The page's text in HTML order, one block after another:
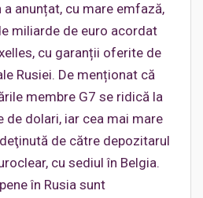
a anunțat, cu mare emfază,
miliarde de euro acordat
cu garanții oferite de
Rusiei. De menționat că
membre G7 se ridică la
de dolari, iar cea mai mare
de către depozitarul
cu sediul în Belgia.
în Rusia sunt